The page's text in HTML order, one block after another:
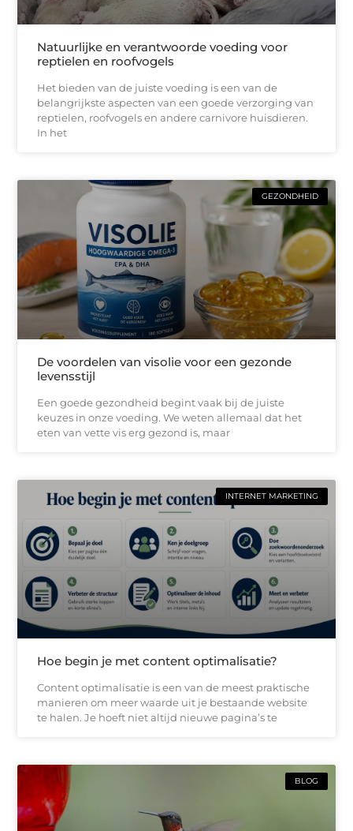
Natuurlijke en verantwoorde voeding voor
reptielen en roofvogels
Het bieden van de juiste voeding is een van de
belangrijkste aspecten van een goede verzorging van
reptielen, roofvogels en andere carnivore huisdieren.
In het
GEZONDHEID
De voordelen van visolie voor een gezonde
levensstijl
Een goede gezondheid begint vaak bij de juiste
keuzes in onze voeding. We weten allemaal dat het
eten van vette vis erg gezond is, maar
INTERNET MARKETING
Hoe begin je met content optimalisatie?
Content optimalisatie is een van de meest praktische
manieren om meer waarde uit je bestaande website
te halen. Je hoeft niet altijd nieuwe pagina’s te
BLOG